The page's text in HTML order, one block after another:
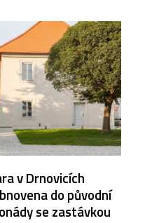
v Drnovicích
do původní
se zastávkou